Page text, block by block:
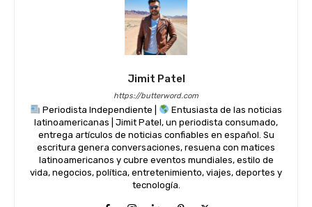
Jimit Patel
https://butterword.com
Periodista Independiente |
Entusiasta de las noticias
latinoamericanas | Jimit Patel, un periodista consumado,
entrega artículos de noticias confiables en español. Su
escritura genera conversaciones, resuena con matices
latinoamericanos y cubre eventos mundiales, estilo de
vida, negocios, política, entretenimiento, viajes, deportes y
tecnología.